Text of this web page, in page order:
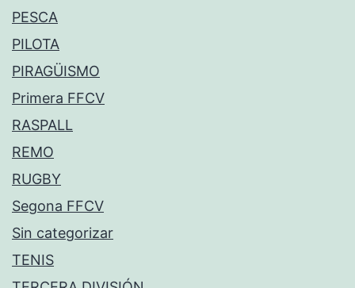
PESCA
PILOTA
PIRAGÜISMO
Primera FFCV
RASPALL
REMO
RUGBY
Segona FFCV
Sin categorizar
TENIS